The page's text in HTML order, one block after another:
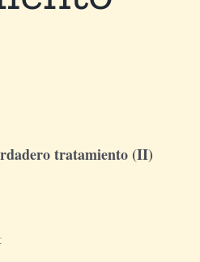
tratamiento (II)